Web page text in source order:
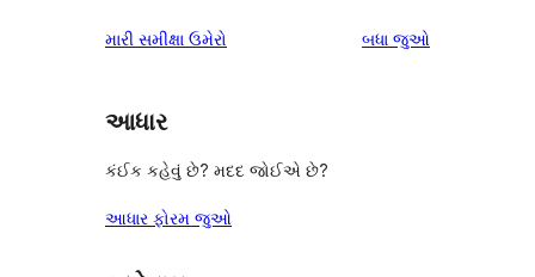
સમીક્ષાઓ
સ્ટાર
મારી સમીક્ષા ઉમેરો બધા સમીક્ષાઓ
જુઓ
આધાર
કંઈક કહેવું છે? મદદ જોઈએ છે?
આધાર ફોરમ જુઓ